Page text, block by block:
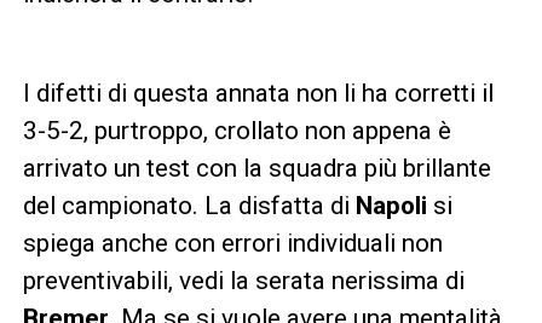
I difetti di questa annata non li ha corretti il
3-5-2, purtroppo, crollato non appena è
arrivato un test con la squadra più brillante
del campionato. La disfatta di Napoli si
spiega anche con errori individuali non
preventivabili, vedi la serata nerissima di